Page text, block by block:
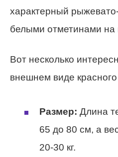
характерный
белыми отметинами на
Вот несколько
внешнем виде красного
Размер: Длина
65 до 80 см, а
20-30 кг.